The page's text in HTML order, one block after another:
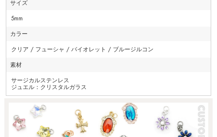
サイズ
5mm
カラー
クリア / フューシャ / バイオレット / ブルージルコン
素材
サージカルステンレス
ジュエル：クリスタルガラス